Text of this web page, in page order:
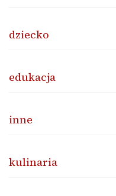
dziecko
edukacja
inne
kulinaria